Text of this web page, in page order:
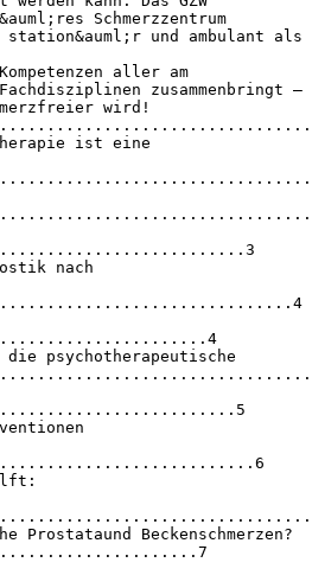
Schmerzzentrum
station&auml;r und ambulant als
aller am
zusammenbringt –
wird!
ist eine
nach
psychotherapeutische
Prostataund Beckenschmerzen?